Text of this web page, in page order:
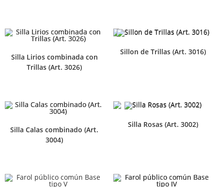
Silla Lirios combinada con
Trillas (Art. 3026)
Sillon de Trillas (Art. 3016)
Silla Calas combinado (Art.
3004)
Silla Rosas (Art. 3002)